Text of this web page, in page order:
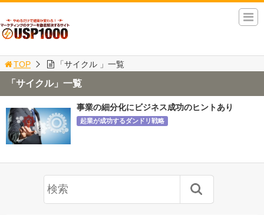
TOP 「サイクル 」一覧
「サイクル」一覧
事業の細分化にビジネス成功のヒントあり
起業が成功するダンドリ戦略